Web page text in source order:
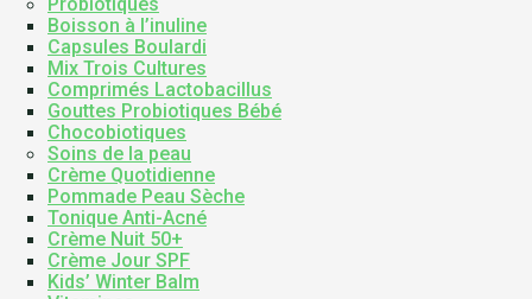
Boisson à l’inuline
Capsules Boulardi
Mix Trois Cultures
Comprimés Lactobacillus
Gouttes Probiotiques Bébé
Chocobiotiques
Soins de la peau
Crème Quotidienne
Pommade Peau Sèche
Tonique Anti-Acné
Crème Nuit 50+
Crème Jour SPF
Kids’ Winter Balm